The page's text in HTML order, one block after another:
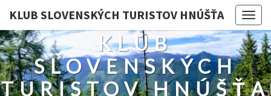
KLUB SLOVENSKÝCH TURISTOV HNÚŠŤA
KLUB
SLOVENSKÝCH
TURISTOV HNÚŠŤA